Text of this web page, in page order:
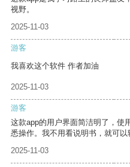
视野。
2025-11-03
游客
我喜欢这个软件 作者加油
2025-11-03
游客
这款app的用户界面简洁明了，使
悉操作。我不用看说明书，就可以
2025-11-03